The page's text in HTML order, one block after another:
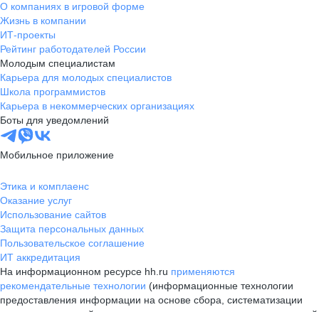
О компаниях в игровой форме
Жизнь в компании
ИТ-проекты
Рейтинг работодателей России
Молодым специалистам
Карьера для молодых специалистов
Школа программистов
Карьера в некоммерческих организациях
Боты для уведомлений
Мобильное приложение
Этика и комплаенс
Оказание услуг
Использование сайтов
Защита персональных данных
Пользовательское соглашение
ИТ аккредитация
На информационном ресурсе hh.ru применяются
рекомендательные технологии (информационные технологии
предоставления информации на основе сбора, систематизации